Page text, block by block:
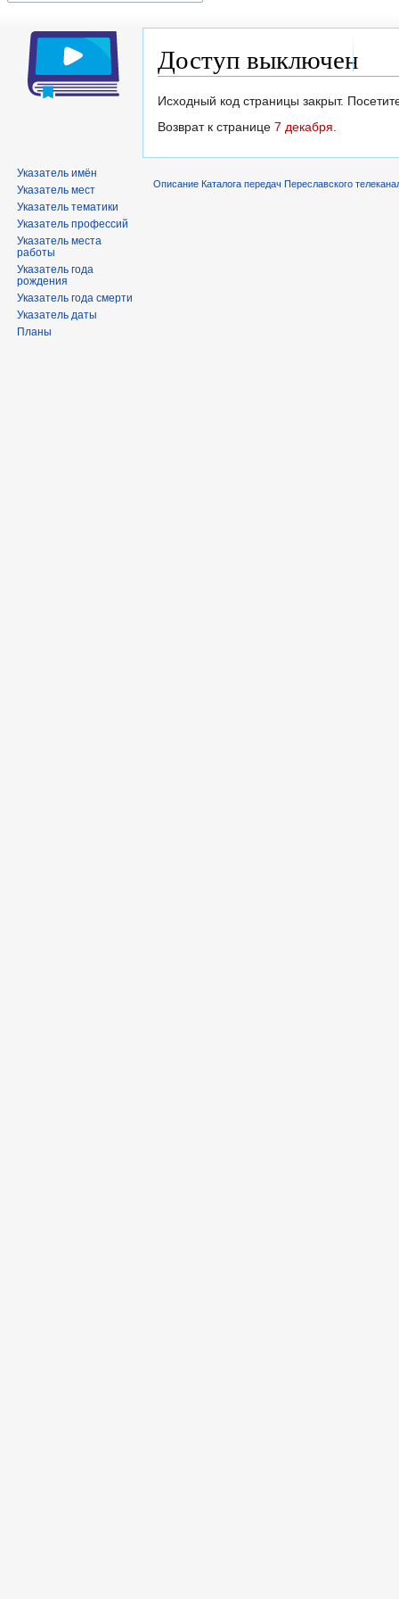
Доступ выключен
Перейти
к
Перейти
к
Исходный код страницы закрыт.
Возврат к странице 7 декабря.
Указатель имён
Указатель мест
Указатель тематики
Указатель профессий
Указатель места
работы
Указатель года
рождения
Указатель года смерти
Указатель даты
Планы
Описание Каталога передач Переславского